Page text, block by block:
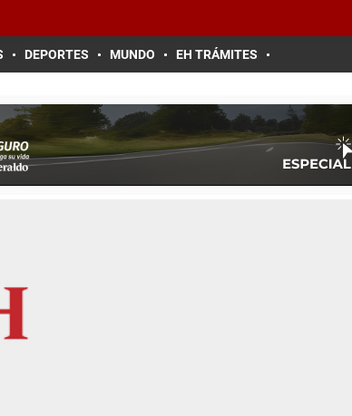
DEPORTES MUNDO EH TRÁMITES